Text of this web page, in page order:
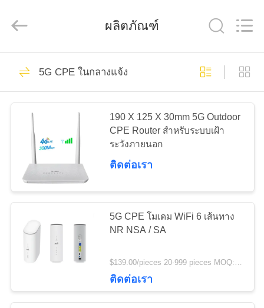
บ้าน
สินค้า
เรา
ทัวร์
Network
Communications
เราเตอร์ WiFi LTE
เราเตอร์ 4G LTE
300Mbps
62
ผลิตภัณฑ์
5G CPE ในกลางแจ้ง
190 X 125 X 30mm 5G Outdoor
CPE Router สําหรับระบบเฝ้า
ระวังภายนอก
ติดต่อเรา
5G CPE โมเดม WiFi 6 เส้นทาง
NR NSA / SA
$139.00/pieces 20-999 pieces MOQ:20 ชิ้น
ติดต่อเรา